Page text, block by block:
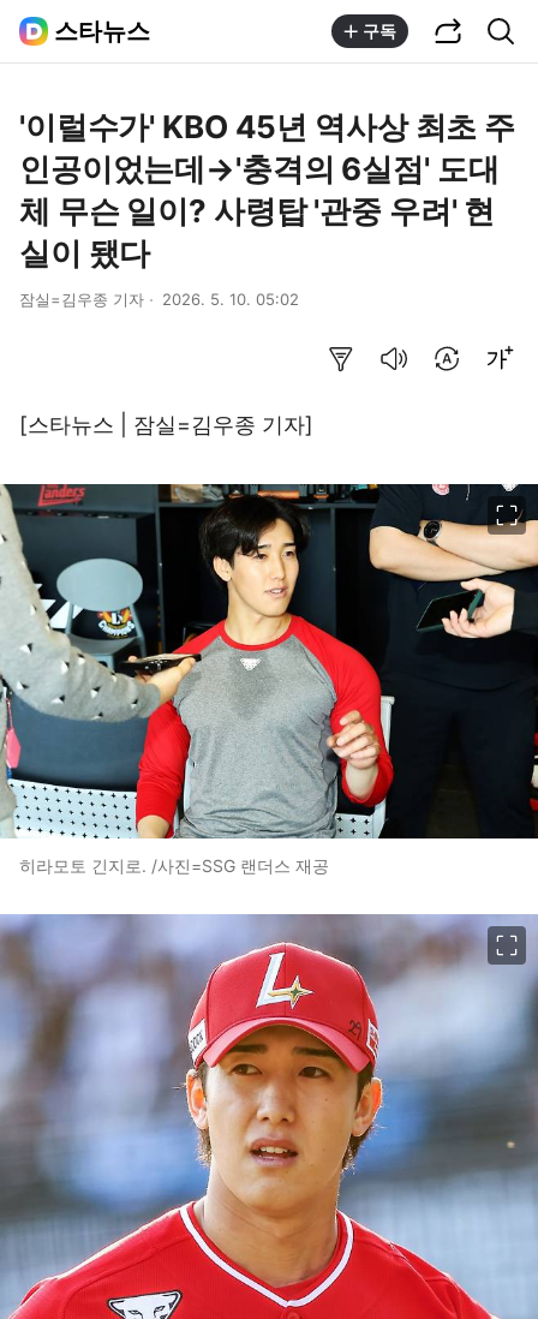
스타뉴스 구독
'이럴수가' KBO 45년 역사상 최초 주
인공이었는데→'충격의 6실점' 도대
체 무슨 일이? 사령탑 '관중 우려' 현
실이 됐다
잠실=김우종 기자 2026. 5. 10. 05:02
[스타뉴스 | 잠실=김우종 기자]
히라모토 긴지로. /사진=SSG 랜더스 재공